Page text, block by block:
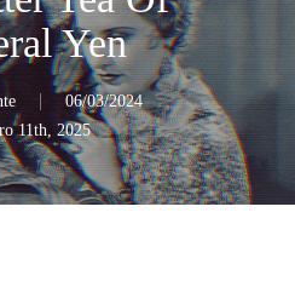
Yen
06/03/2024
11th, 2025